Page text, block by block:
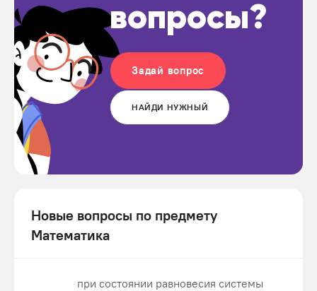
вопросы?
Задай вопрос
НАЙДИ НУЖНЫЙ
Новые вопросы по предмету
Математика
при состоянии равновесия системы